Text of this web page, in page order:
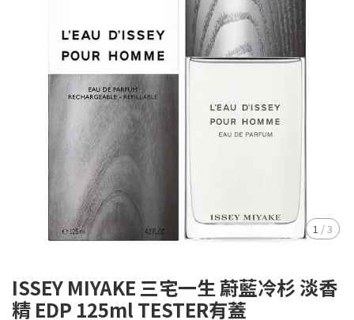
1 /3
ISSEY MIYAKE 三宅一生 蔚藍冷杉 淡香
精 EDP 125ml TESTER有蓋